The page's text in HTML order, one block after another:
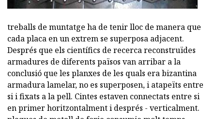
treballs de muntatge ha de tenir lloc de manera que
cada placa en un extrem se superposa adjacent.
Després que els científics de recerca reconstruïdes
armadures de diferents països van arribar a la
conclusió que les planxes de les quals era bizantina
armadura lamelar, no es superposen, i atapeïts entre
si i fixats a la pell. Cintes estaven connectats entre si
en primer horitzontalment i després - verticalment.